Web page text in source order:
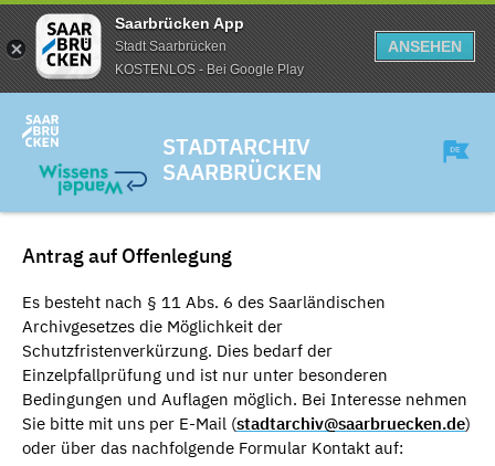
Saarbrücken App
Stadt Saarbrücken
KOSTENLOS - Bei Google Play
ANSEHEN
STADTARCHIV
SAARBRÜCKEN
Antrag auf Offenlegung
Es besteht nach § 11 Abs. 6 des Saarländischen
Archivgesetzes die Möglichkeit der
Schutzfristenverkürzung. Dies bedarf der
Einzelpfallprüfung und ist nur unter besonderen
Bedingungen und Auflagen möglich. Bei Interesse nehmen
Sie bitte mit uns per E-Mail (stadtarchiv@saarbruecken.de)
oder über das nachfolgende Formular Kontakt auf: